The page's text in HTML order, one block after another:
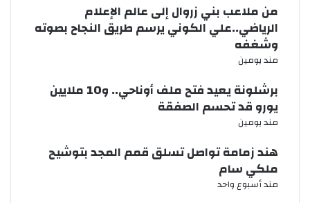
من ملاعب بني زروال إلى عالم الإعلام
الرياضي..علي الكوني يرسم طريق النجاح بصوته
وشغفه
مند يومين
برشلونة يعيد فتح ملف أوناحي.. و10 ملايين
يورو قد تحسم الصفقة
مند يومين
هند زمامة تواصل تسلق قمم المجد بتوشيح
ملكي سام
مند أسبوع واحد